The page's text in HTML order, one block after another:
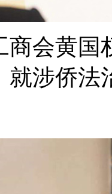
商会黄国
就涉侨法